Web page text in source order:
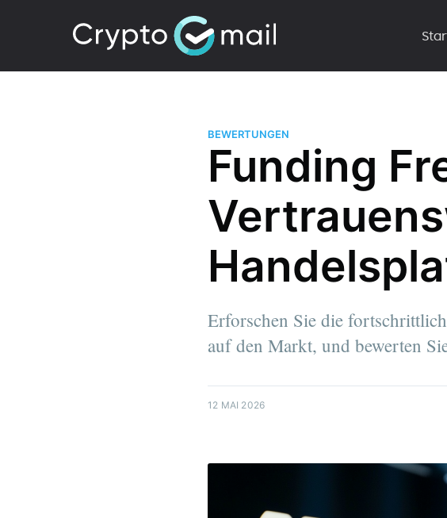
BEWERTUNGEN
Funding
Erforschen Sie die
auf den Markt, und bewerten
12 MAI 2026